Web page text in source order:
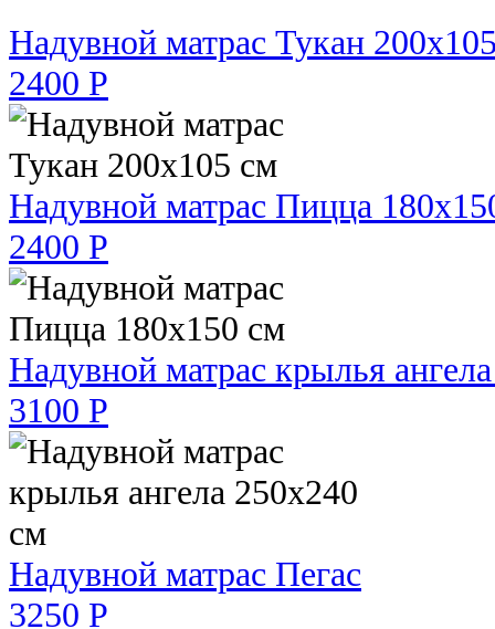
Надувной матрас Тукан
2400 Р
Надувной матрас Пицца
2400 Р
Надувной матрас крылья
3100 Р
Надувной матрас Пегас
3250 Р